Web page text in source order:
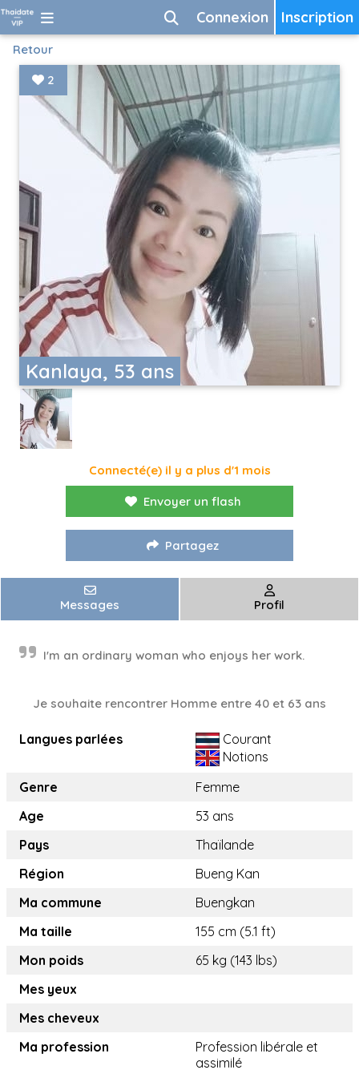
Inscription
Connexion
Retour
Kanlaya, 53 ans
2
Connecté(e) il y a plus d'1 mois
Envoyer un flash
Partagez
Messages Profil
I'm an ordinary woman who enjoys her work.
Je souhaite rencontrer Homme entre 40 et 63 ans
Langues parlées
Courant
Notions
Genre
Femme
Age
53 ans
Pays
Thaïlande
Région
Bueng Kan
Ma commune
Buengkan
Ma taille
155 cm (5.1 ft)
Mon poids
65 kg (143 lbs)
Mes yeux
Mes cheveux
Ma profession
Profession libérale et
assimilé